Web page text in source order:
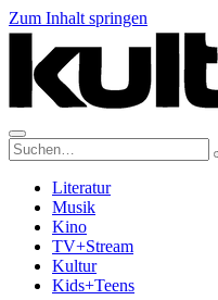
Zum Inhalt springen
Suche:
Literatur
Musik
Kino
TV+Stream
Kultur
Kids+Teens